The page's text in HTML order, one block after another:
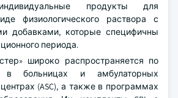
продукты для
физиологического раствора с
добавками, которые специфичны
периода.
широко распространяется по
больницах и амбулаторных
(ASC), а также в программах